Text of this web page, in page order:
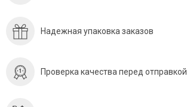
Надежная упаковка заказов
Проверка качества перед отправкой